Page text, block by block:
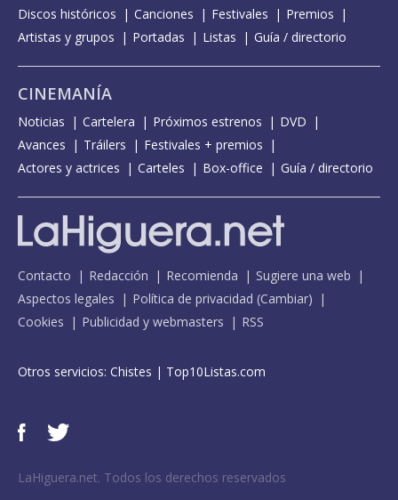
Discos históricos
Canciones Festivales
Premios
Artistas y grupos
Portadas Listas Guía / directorio
CINEMANÍA
Noticias Cartelera Próximos estrenos
DVD
Avances
Tráilers
Festivales + premios
Actores y actrices
Carteles Box-office Guía / directorio
Contacto Redacción Recomienda
Sugiere una web
Aspectos legales
Política de privacidad (Cambiar)
Cookies
Publicidad y webmasters RSS
Otros servicios: Chistes | Top10Listas.com
LaHiguera.net. Todos los derechos reservados